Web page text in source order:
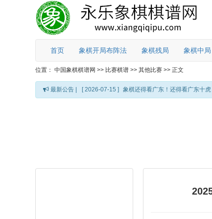
首页 象棋开局布阵法 象棋残局 象棋中局
位置： 中国象棋棋谱网 >> 比赛棋谱 >> 其他比赛 >> 正文
最新公告 | [ 2026-07-15 ] 象棋还得看广东！还得看广东十